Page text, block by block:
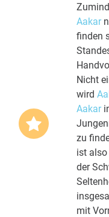
Aakar
finden
Nicht
wird
Aakar
zu
ist also
der
mit